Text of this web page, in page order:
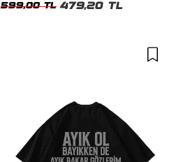
599,00 TL 479,20 TL